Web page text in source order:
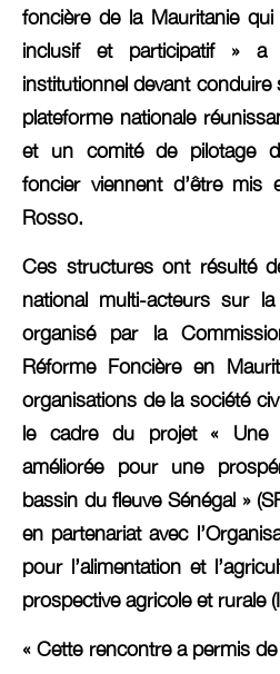
foncière de la Mauritanie
inclusif et participatif » a
institutionnel devant
plateforme nationale
et un comité de pilotage
foncier viennent d’être
Rosso.
Ces structures ont résulté
national multi-acteurs sur
organisé par la
Réforme Foncière en
organisations de la société
le cadre du projet « Une
améliorée pour une
bassin du fleuve Sénégal »
en partenariat avec
pour l’alimentation et
prospective agricole et rurale
« Cette rencontre a permis